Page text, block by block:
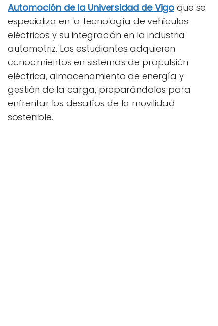
Automoción de la Universidad de Vigo que se
especializa en la tecnología de vehículos
eléctricos y su integración en la industria
automotriz. Los estudiantes adquieren
conocimientos en sistemas de propulsión
eléctrica, almacenamiento de energía y
gestión de la carga, preparándolos para
enfrentar los desafíos de la movilidad
sostenible.